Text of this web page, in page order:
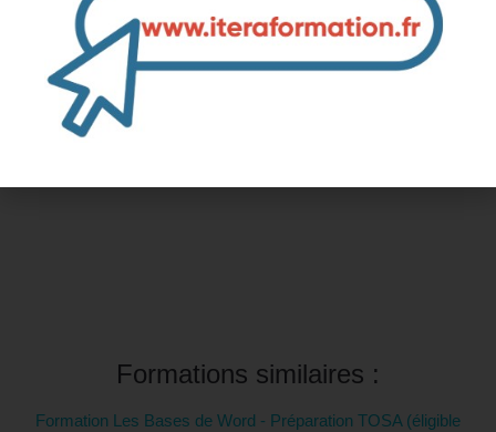
Inter-entreprise
Contactez-nous pour demander votre inscription
Formations similaires :
Formation Les Bases de Word - Préparation TOSA (éligible